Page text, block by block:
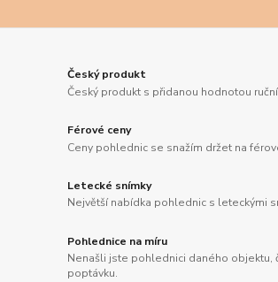
Český produkt
Český produkt s přidanou hodnotou
Férové ceny
Ceny pohlednic se snažím držet na
Letecké snímky
Největší nabídka pohlednic s leteckými
Pohlednice na míru
Nenašli jste pohlednici daného objektu,
poptávku.